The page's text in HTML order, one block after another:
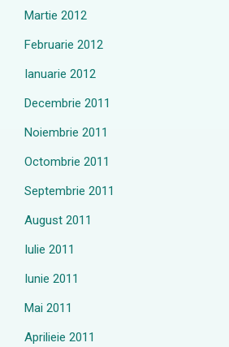
Martie 2012
Februarie 2012
Ianuarie 2012
Decembrie 2011
Noiembrie 2011
Octombrie 2011
Septembrie 2011
August 2011
Iulie 2011
Iunie 2011
Mai 2011
Aprilieie 2011